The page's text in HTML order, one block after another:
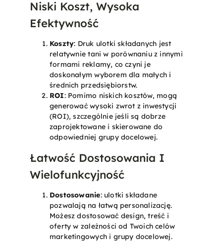
Niski Koszt, Wysoka
Efektywność
Koszty: Druk ulotki składanych jest
relatywnie tani w porównaniu z innymi
formami reklamy, co czyni je
doskonałym wyborem dla małych i
średnich przedsiębiorstw.
ROI: Pomimo niskich kosztów, mogą
generować wysoki zwrot z inwestycji
(ROI), szczególnie jeśli są dobrze
zaprojektowane i skierowane do
odpowiedniej grupy docelowej.
Łatwość Dostosowania I
Wielofunkcyjność
Dostosowanie: ulotki składane
pozwalają na łatwą personalizację.
Możesz dostosować design, treść i
oferty w zależności od Twoich celów
marketingowych i grupy docelowej.